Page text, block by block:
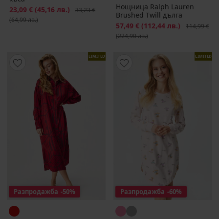
Намаление
23,09 € (45,16 лв.) Първоначална цена
33,23 €
(64,99 лв.)
Нощница Ralph Lauren
Brushed Twill дълга
Намаление
57,49 € (112,44 лв.)
114,99 €
(224,90 лв.)
LIMITED
Разпродажба -50%
LIMITED
Разпродажба -60%